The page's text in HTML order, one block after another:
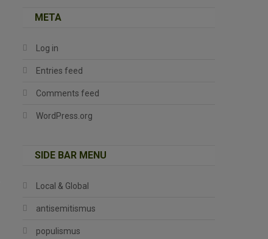
META
Log in
Entries feed
Comments feed
WordPress.org
SIDE BAR MENU
Local & Global
antisemitismus
populismus